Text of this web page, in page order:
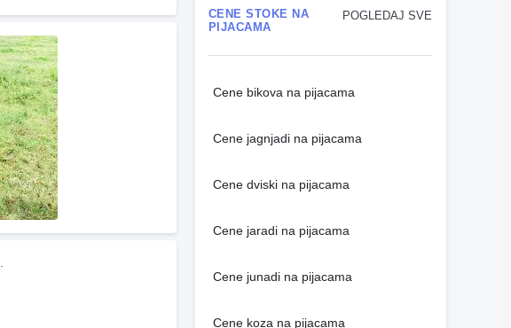
POGLEDAJ SVE
CENE STOKE NA
PIJACAMA
Cene bikova na pijacama
Cene jagnjadi na pijacama
Cene dviski na pijacama
Cene jaradi na pijacama
Cene junadi na pijacama
Cene koza na pijacama